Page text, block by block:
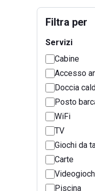
Filtra per
Servizi
Cabine
Accesso
Doccia
Posto
WiFi
TV
Giochi da
Carte
Piscina